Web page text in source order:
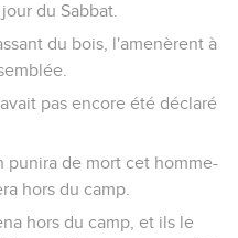
du Sabbat.
du bois, l'amenèrent à
pas encore été déclaré
punira de mort cet homme-
hors du camp.
hors du camp, et ils le